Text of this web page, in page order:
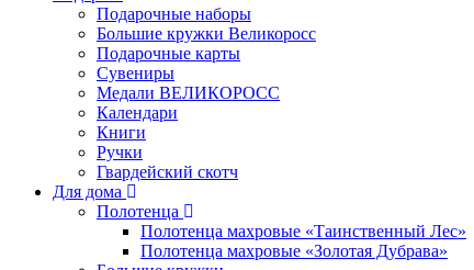
Подарочные наборы
Большие кружки Великоросс
Подарочные карты
Сувениры
Медали ВЕЛИКОРОСС
Календари
Книги
Ручки
Гвардейский скотч
Для дома
Полотенца
Полотенца махровые «Таинственный Лес»
Полотенца махровые «Золотая Дубрава»